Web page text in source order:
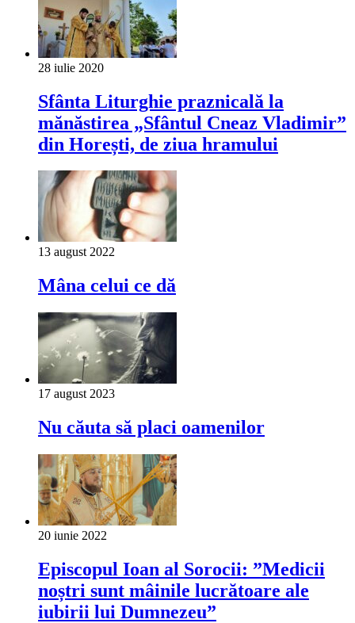
28 iulie 2020
Sfânta Liturghie praznicală la
mănăstirea „Sfântul Cneaz Vladimir”
din Horești, de ziua hramului
13 august 2022
Mâna celui ce dă
17 august 2023
Nu căuta să placi oamenilor
20 iunie 2022
Episcopul Ioan al Sorocii: ”Medicii
noștri sunt mâinile lucrătoare ale
iubirii lui Dumnezeu”